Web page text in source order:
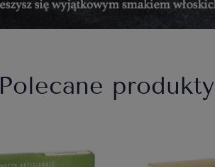
Polecane produkty